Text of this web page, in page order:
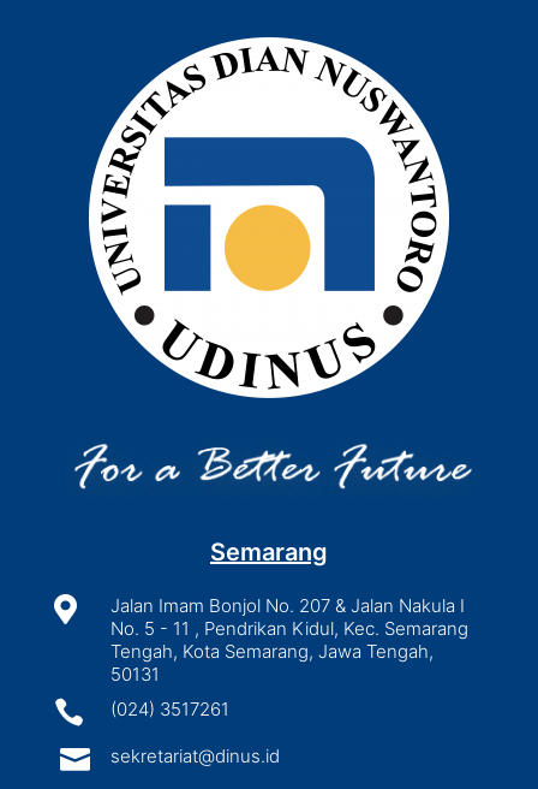
Semarang

Jalan Imam Bonjol No. 207 & Jalan Nakula I
No. 5 - 11 , Pendrikan Kidul, Kec. Semarang
Tengah, Kota Semarang, Jawa Tengah,
50131
 (024) 3517261
 sekretariat@dinus.id